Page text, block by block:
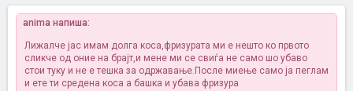
anima напиша:
Лижалче јас имам долга коса,фризурата ми е нешто ко првото
сликче од оние на брајт,и мене ми се свиѓа не само шо убаво
стои туку и не е тешка за одржавање.После миење само ја пеглам
и ете ти средена коса а башка и убава фризура